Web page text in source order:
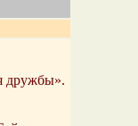
дружбы».